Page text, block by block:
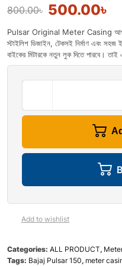
800.00৳ 500.00৳
Pulsar Original Meter Casing আপনার
স্টাইলিশ ডিজাইন, টেকসই নির্মাণ এবং
বাইকের মিটারকে নতুন লুক দিতে পারবে।
Add to wishlist
Categories: ALL PRODUCT,
Tags: Bajaj Pulsar 150, meter